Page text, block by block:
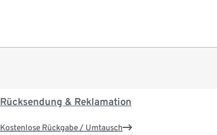
Rücksendung & Reklamation
Kostenlose Rückgabe / Umtausch